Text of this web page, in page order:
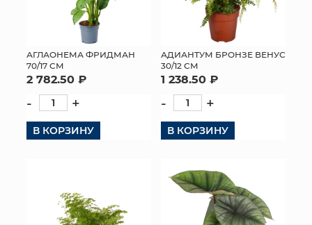
АГЛАОНЕМА ФРИДМАН
70/17 СМ
2 782.50 ₽
- +
В КОРЗИНУ
АДИАНТУМ БРОНЗЕ ВЕНУС
30/12 СМ
1 238.50 ₽
- +
В КОРЗИНУ